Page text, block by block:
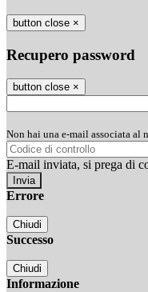
button close ×
Recupero password
button close ×
Non hai una e-mail associata al
E-mail inviata, si prega di
Errore
Chiudi
Successo
Chiudi
Informazione